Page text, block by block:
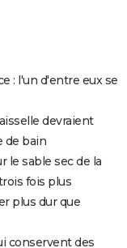
: l'un d'entre eux se
devraient
de bain
le sable sec de la
fois plus
plus dur que
conservent des